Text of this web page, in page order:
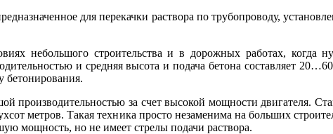
для перекачки раствора по трубопроводу,
небольшого строительства и в дорожных работах,
и средняя высота и подача бетона составляет
бетонирования.
производительностью за счет высокой мощности двигателя.
метров. Такая техника просто незаменима на больших
мощность, но не имеет стрелы подачи раствора.